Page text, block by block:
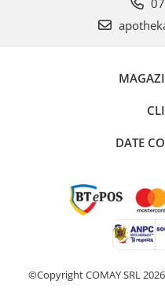
DATE
©Copyright COMAY SRL 2026